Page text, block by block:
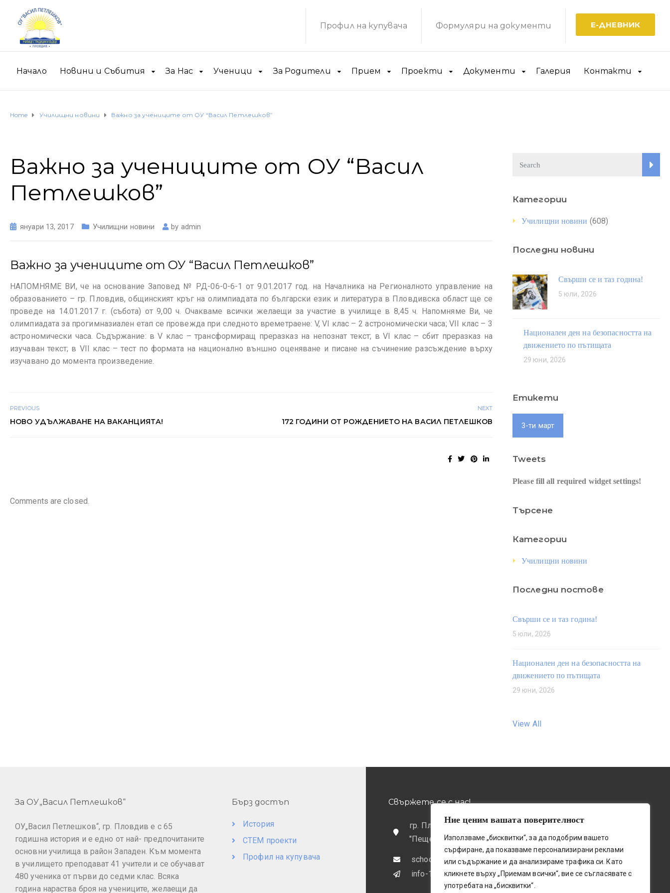
Ние ценим вашата поверителност
Използваме „бисквитки“, за да подобрим вашето
сърфиране, да показваме персонализирани реклами
или съдържание и да анализираме трафика си. Като
кликнете върху „Приемам всички“, вие се съгласявате с
употребата на „бисквитки“.
Профил на купувача Формуляри на документи Е-ДНЕВНИК
Начало Новини и Събития За Нас Ученици За Родители Прием Проекти Документи Галерия Контакти
Home Училищни новини Важно за учениците от ОУ “Васил Петлешков”
Важно за учениците от ОУ “Васил
Петлешков”
януари 13, 2017 Училищни новини by admin
Важно за учениците от ОУ “Васил Петлешков”
НАПОМНЯМЕ ВИ, че на основание Заповед № РД-06-0-6-1 от 9.01.2017 год. на Началника на Регионалното управление на
образованието – гр. Пловдив, общинският кръг на олимпиадата по български език и литература в Пловдивска област ще се
проведе на 14.01.2017 г. (събота) от 9,00 ч. Очакваме всички желаещи за участие в училище в 8,45 ч. Напомняме Ви, че
олимпиадата за прогимназиален етап се провежда при следното времетраене: V, VI клас – 2 астрономически часа; VII клас – 3
астрономически часа. Съдържание: в V клас – трансформиращ преразказ на непознат текст; в VI клас – сбит преразказ на
изучаван текст; в VII клас – тест по формата на национално външно оценяване и писане на съчинение разсъждение върху
изучавано до момента произведение.
PREVIOUS
НОВО УДЪЛЖАВАНЕ НА ВАКАНЦИЯТА!
NEXT
172 ГОДИНИ ОТ РОЖДЕНИЕТО НА ВАСИЛ ПЕТЛЕШКОВ
Comments are closed.
Категории
Училищни новини (608)
Последни новини
Свърши се и таз година!
5 юли, 2026
Национален ден на безопасността на
движението по пътищата
29 юни, 2026
Етикети
3-ти март
Tweets
Please fill all required widget settings!
Търсене
Категории
Училищни новини
Последни постове
Свърши се и таз година!
5 юли, 2026
Национален ден на безопасността на
движението по пътищата
29 юни, 2026
View All
За ОУ„Васил Петлешков“
ОУ„Васил Петлешков“, гр. Пловдив е с 65
годишна история и е едно от най- предпочитаните
основни училища в район Западен. Към момента
в училището преподават 41 учители и се обучават
480 ученика от първи до седми клас. Всяка
година нараства броя на учениците, желаещи да
Бърз достъп
История
СТЕМ проекти
Профил на купувача
Свържете се с нас!
гр. Пловдив, пощ. код 4001, бул.
"Пещерско шосе" № 131
school@oupetleshkov.org
info-1690341@edu.mon.bg
032 / 643 673
0884 / 787772